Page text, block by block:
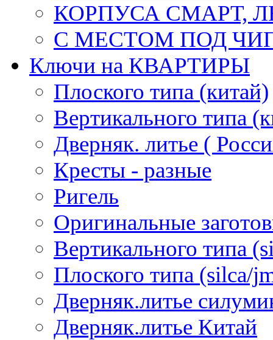
КОРПУСА СМАРТ,
С МЕСТОМ ПОД
Ключи на КВАРТИРЫ
Плоского типа (китай)
Вертикального типа
Дверняк. литье (
Кресты - разные
Ригель
Оригинальные
Вертикального типа
Плоского типа (silca/
Дверняк.литье
Дверняк.литье Китай